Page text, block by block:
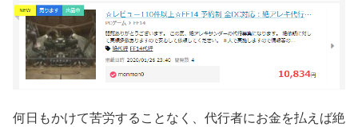
何日もかけて苦労することなく、代行者にお金を払えば絶